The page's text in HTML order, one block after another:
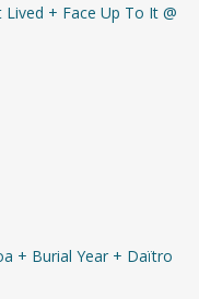
+ Face Up To It @